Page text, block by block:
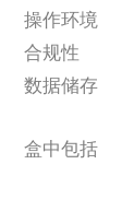
操作环境
合规性
数据储存
盒中包括